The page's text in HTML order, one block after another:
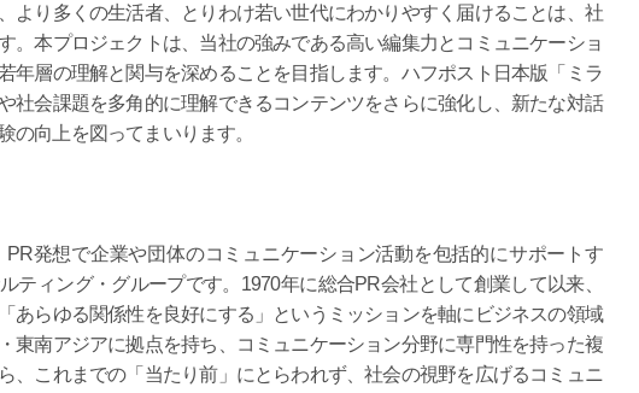
より多くの生活者、とりわけ若い世代にわかりやすく届けることは、社
。本プロジェクトは、当社の強みである高い編集力とコミュニケーショ
年層の理解と関与を深めることを目指します。ハフポスト日本版「ミラ
社会課題を多角的に理解できるコンテンツをさらに強化し、新たな対話
の向上を図ってまいります。
発想で企業や団体のコミュニケーション活動を包括的にサポートす
ティング・グループです。1970年に総合PR会社として創業して以来、
あらゆる関係性を良好にする」というミッションを軸にビジネスの領域
東南アジアに拠点を持ち、コミュニケーション分野に専門性を持った複
、これまでの「当たり前」にとらわれず、社会の視野を広げるコミュニ